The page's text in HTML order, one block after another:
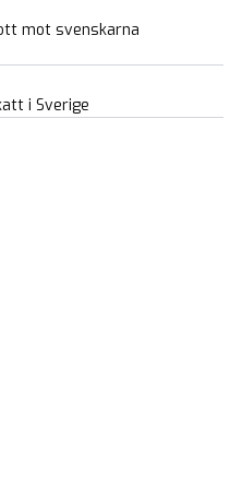
mot svenskarna
i Sverige